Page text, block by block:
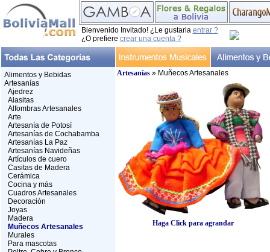
Bienvenido Invitado! ¿Le gustaria entrar ?
¿O prefiere crear una cuenta ?
Alimentos y Bebidas
Artesanías
Ajedrez
Alasitas
Alfombras Artesanales
Arte
Artesanía de Potosí
Artesanías de Cochabamba
Artesanías La Paz
Artesanías Navideñas
Artículos de cuero
Casitas de Madera
Cerámica
Cocina y más
Cuadros Artesanales
Decoración
Joyas
Madera
Muñecos Artesanales
Murales
Para mascotas
Artesanías» Muñecos Artesanales
Haga Click para agrandar